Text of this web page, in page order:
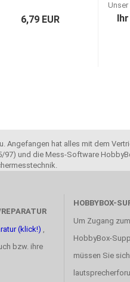
6,79 EUR
Unser
Angefangen hat alles mit dem
und die Mess-Software
(klick!) ,
bzw. ihre
HOBBYBOX-
Um Zugang
HobbyBox-
müssen Sie